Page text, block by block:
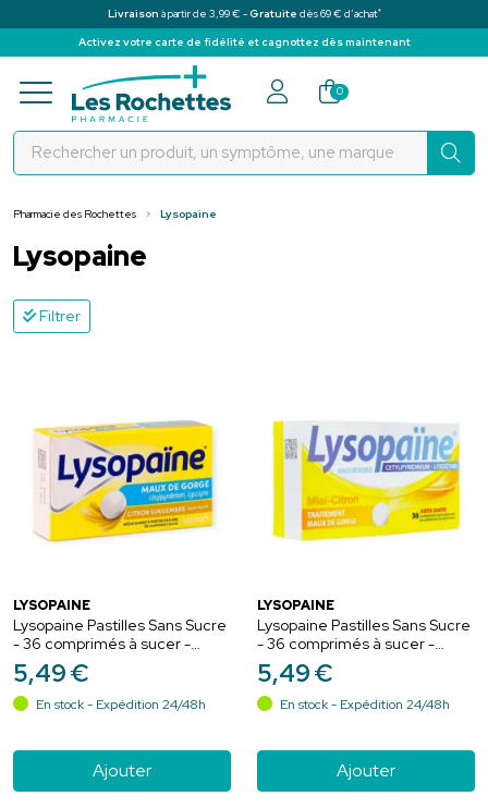
Livraison à partir de 3,99 € -Gratuite dès 69 € d’achat*
Activez votre carte de fidélité et cagnottez dès maintenant
Pharmacie des Rochettes Votre
0
Pharmacie des Rochettes Lysopaine
Lysopaine
Filtrer
LYSOPAINE
Lysopaine Pastilles Sans Sucre
- 36 comprimés à sucer -
Citron/Gingembre
5,49€
En stock - Expédition 24/48h
Ajouter
LYSOPAINE
Lysopaine Pastilles Sans Sucre
- 36 comprimés à sucer -
Miel/Citron
5,49€
En stock - Expédition 24/48h
Ajouter